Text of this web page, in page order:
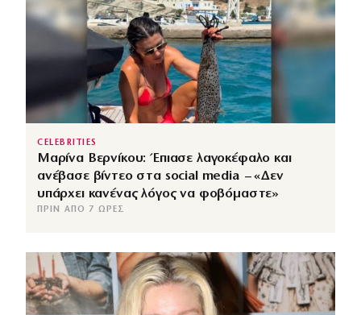
CELEBRITIES
Μαρίνα Βερνίκου: Έπιασε λαγοκέφαλο και
ανέβασε βίντεο στα social media – «Δεν
υπάρχει κανένας λόγος να φοβόμαστε»
ΠΡΙΝ ΑΠΌ 7 ΏΡΕΣ